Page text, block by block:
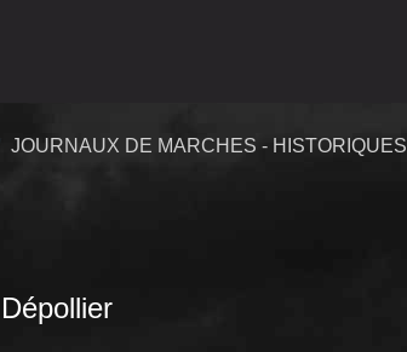
JOURNAUX DE MARCHES - HISTORIQUES